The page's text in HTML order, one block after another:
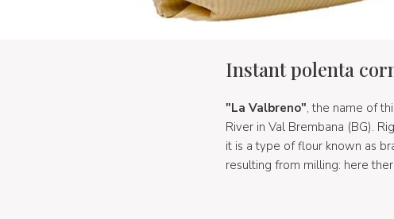
Instant polenta
"La Valbreno", the name of
River in Val Brembana (BG).
it is a type of flour known as
resulting from milling: here